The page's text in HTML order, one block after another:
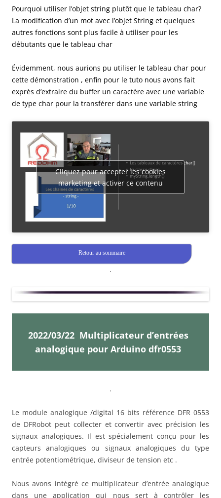
Pourquoi utiliser l’objet string plutôt que le tableau char?
La modification d’un mot avec l’objet String et quelques
autres fonctions sont plus facile à utiliser pour les
débutants que le tableau char
Évidemment, nous aurions pu utiliser le tableau char pour
cette démonstration , enfin pour le tuto nous avons fait
exprès d’extraire du buffer un caractère avec une variable
de type char pour la transférer dans une variable string
Cliquez pour accepter les cookies
marketing et activer ce contenu
Retour au sommaire
.
2022/03/22 Multiplicateur d’entrées
analogique pour Arduino dfr0553
.
Le module analogique /digital 16 bits référence DFR 0553
de DFRobot peut collecter et convertir avec précision les
signaux analogiques. Il est spécialement conçu pour les
capteurs analogiques ou signaux analogiques du type
entrée potentiométrique, diviseur de tension etc .
Nous avons intégré ce multiplicateur d’entrée analogique
dans une application qui nous sert à contrôler les